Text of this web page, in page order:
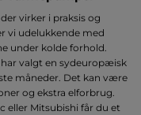
virker i praksis og
vi udelukkende med
under kolde forhold.
valgt en sydeuropæisk
måneder. Det kan være
og ekstra elforbrug.
eller Mitsubishi får du et